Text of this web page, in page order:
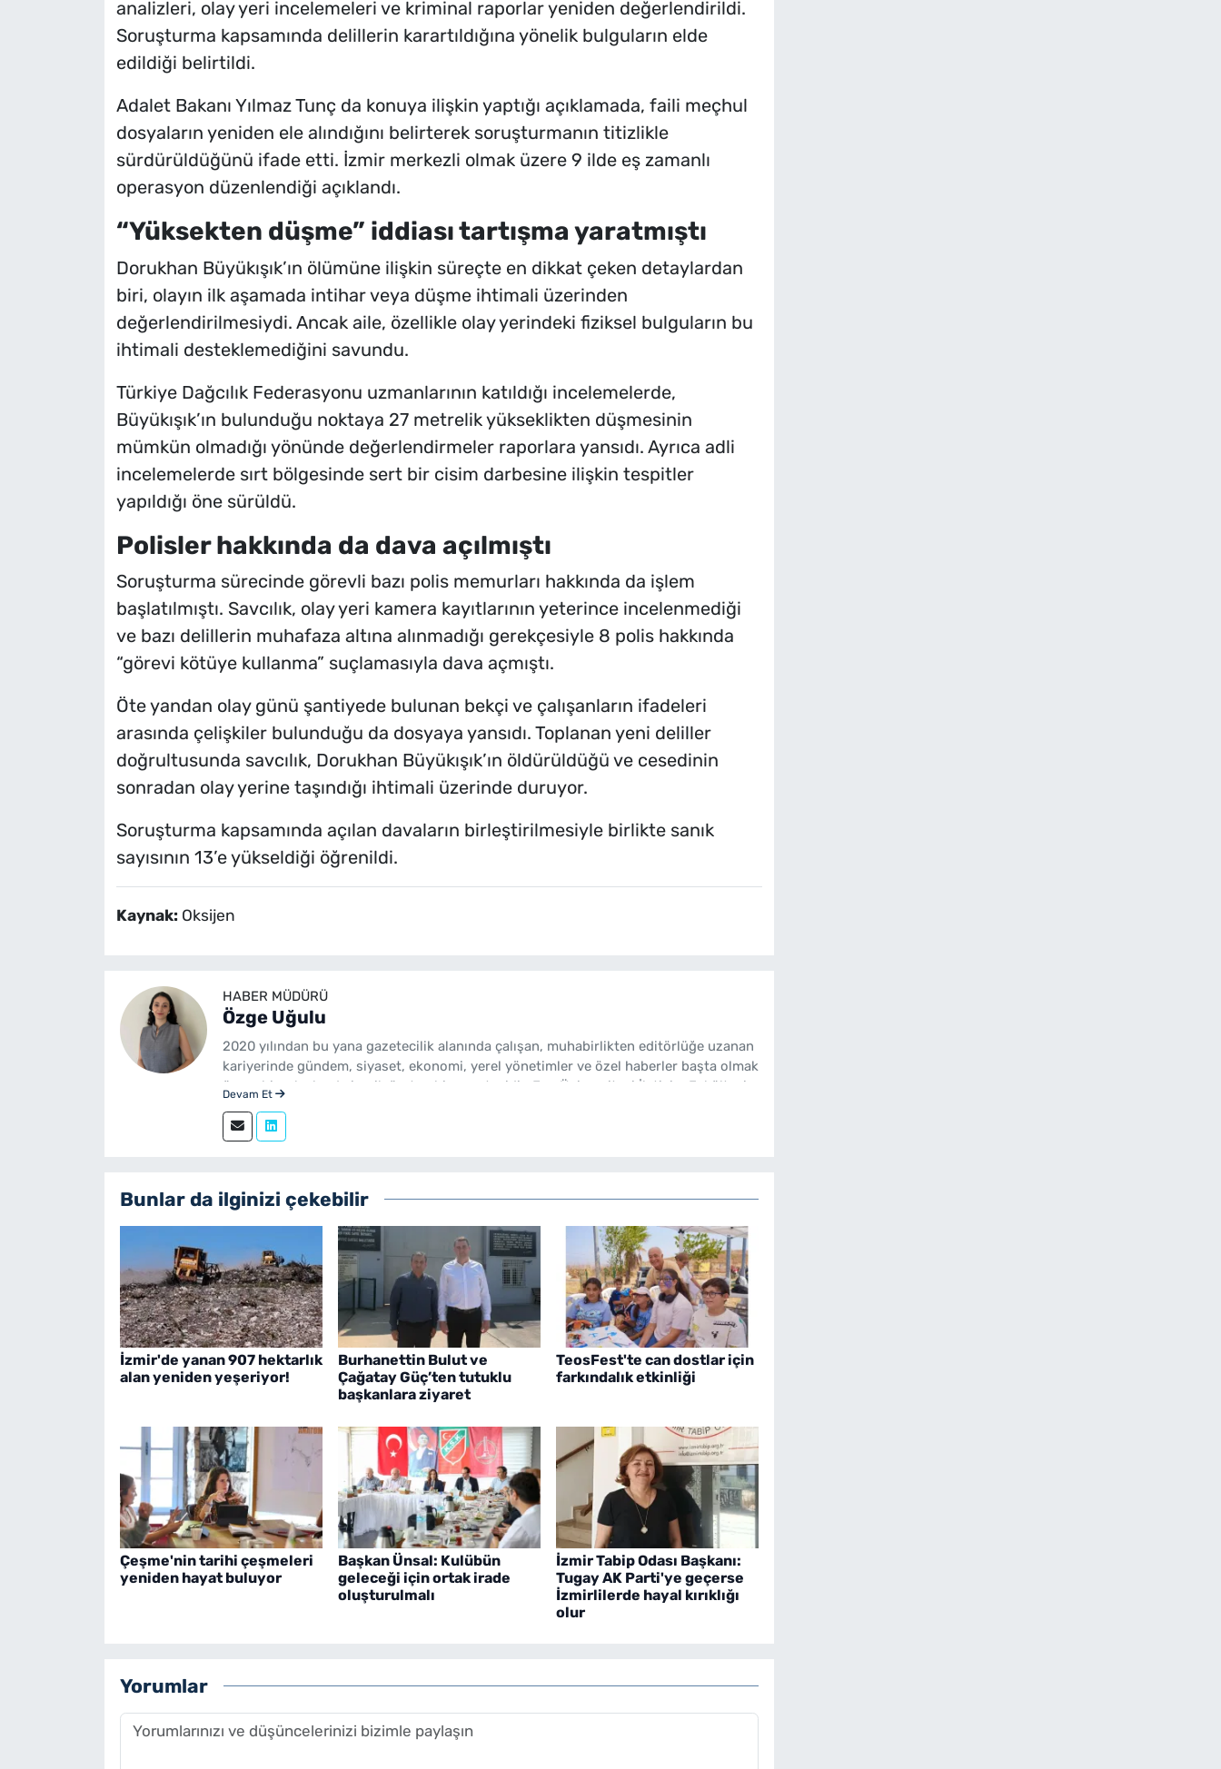
analizleri, olay yeri incelemeleri ve kriminal raporlar yeniden değerlendirildi.
Soruşturma kapsamında delillerin karartıldığına yönelik bulguların elde
edildiği belirtildi.
Adalet Bakanı Yılmaz Tunç da konuya ilişkin yaptığı açıklamada, faili meçhul
dosyaların yeniden ele alındığını belirterek soruşturmanın titizlikle
sürdürüldüğünü ifade etti. İzmir merkezli olmak üzere 9 ilde eş zamanlı
operasyon düzenlendiği açıklandı.
“Yüksekten düşme” iddiası tartışma yaratmıştı
Dorukhan Büyükışık’ın ölümüne ilişkin süreçte en dikkat çeken detaylardan
biri, olayın ilk aşamada intihar veya düşme ihtimali üzerinden
değerlendirilmesiydi. Ancak aile, özellikle olay yerindeki fiziksel bulguların bu
ihtimali desteklemediğini savundu.
Türkiye Dağcılık Federasyonu uzmanlarının katıldığı incelemelerde,
Büyükışık’ın bulunduğu noktaya 27 metrelik yükseklikten düşmesinin
mümkün olmadığı yönünde değerlendirmeler raporlara yansıdı. Ayrıca adli
incelemelerde sırt bölgesinde sert bir cisim darbesine ilişkin tespitler
yapıldığı öne sürüldü.
Polisler hakkında da dava açılmıştı
Soruşturma sürecinde görevli bazı polis memurları hakkında da işlem
başlatılmıştı. Savcılık, olay yeri kamera kayıtlarının yeterince incelenmediği
ve bazı delillerin muhafaza altına alınmadığı gerekçesiyle 8 polis hakkında
“görevi kötüye kullanma” suçlamasıyla dava açmıştı.
Öte yandan olay günü şantiyede bulunan bekçi ve çalışanların ifadeleri
arasında çelişkiler bulunduğu da dosyaya yansıdı. Toplanan yeni deliller
doğrultusunda savcılık, Dorukhan Büyükışık’ın öldürüldüğü ve cesedinin
sonradan olay yerine taşındığı ihtimali üzerinde duruyor.
Soruşturma kapsamında açılan davaların birleştirilmesiyle birlikte sanık
sayısının 13’e yükseldiği öğrenildi.
Kaynak: Oksijen
HABER MÜDÜRÜ
Özge Uğulu
2020 yılından bu yana gazetecilik alanında çalışan, muhabirlikten editörlüğe uzanan
kariyerinde gündem, siyaset, ekonomi, yerel yönetimler ve özel haberler başta olmak
üzere birçok alanda içerik üreten bir gazetecidir. Ege Üniversitesi İletişim Fakültesi
sürdürmektedir.
Devam Et
Bunlar da ilginizi çekebilir
İzmir'de yanan 907 hektarlık
alan yeniden yeşeriyor!
Burhanettin Bulut ve
Çağatay Güç’ten tutuklu
başkanlara ziyaret
TeosFest'te can dostlar için
farkındalık etkinliği
Çeşme'nin tarihi çeşmeleri
yeniden hayat buluyor
Başkan Ünsal: Kulübün
geleceği için ortak irade
oluşturulmalı
İzmir Tabip Odası Başkanı:
Tugay AK Parti'ye geçerse
İzmirlilerde hayal kırıklığı
olur
Yorumlar